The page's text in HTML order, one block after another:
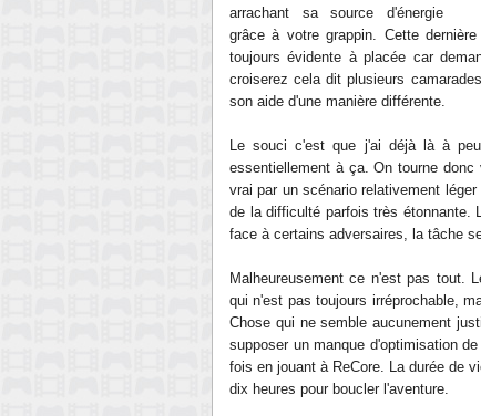
arrachant sa source d'énergie
grâce à votre grappin. Cette
toujours évidente à placée car
croiserez cela ditplusieurs
son aide d'une manière différente.
Le souci c'est que j'ai déjà l àà
essentiellement à ça. On tourne donc
vrai par un scénario relativement
de la difficulté parfois très étonnante.
face à certains adversaires, la tâche
Malheureusement ce n'est pas tout. L
qui n'est pas toujours irréprochable,
Chose qui ne semble aucunement
supposer un manque d'optimisationde
fois en jouant à ReCore. La durée de
dix heures pour boucler l'aventure.